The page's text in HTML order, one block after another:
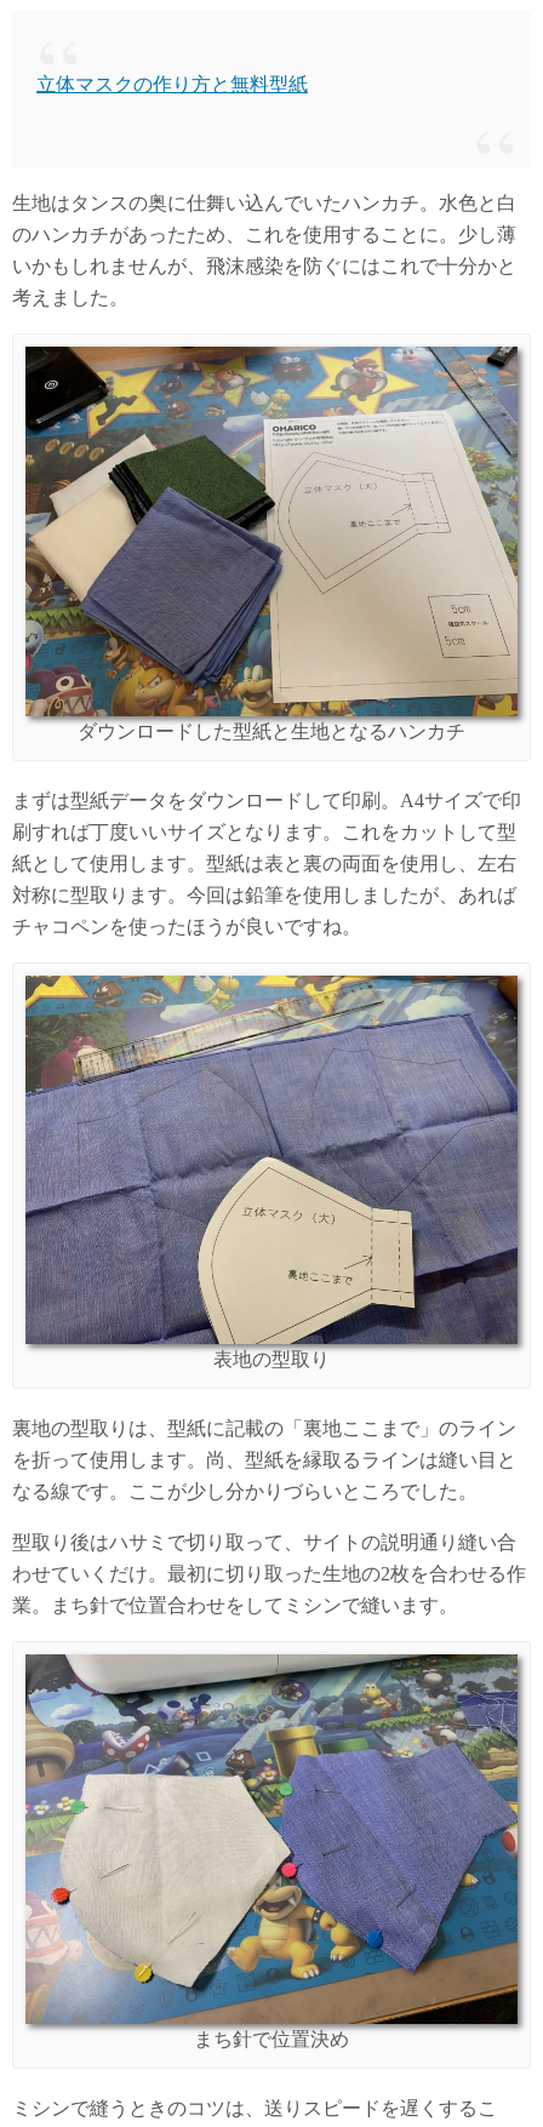
立体マスクの作り方と無料型紙
生地はタンスの奥に仕舞い込んでいたハンカチ。水色と白
のハンカチがあったため、これを使用することに。少し薄
いかもしれませんが、飛沫感染を防ぐにはこれで十分かと
考えました。
ダウンロードした型紙と生地となるハンカチ
まずは型紙データをダウンロードして印刷。A4サイズで印
刷すれば丁度いいサイズとなります。これをカットして型
紙として使用します。型紙は表と裏の両面を使用し、左右
対称に型取ります。今回は鉛筆を使用しましたが、あれば
チャコペンを使ったほうが良いですね。
表地の型取り
裏地の型取りは、型紙に記載の「裏地ここまで」のライン
を折って使用します。尚、型紙を縁取るラインは縫い目と
なる線です。ここが少し分かりづらいところでした。
型取り後はハサミで切り取って、サイトの説明通り縫い合
わせていくだけ。最初に切り取った生地の2枚を合わせる作
業。まち針で位置合わせをしてミシンで縫います。
まち針で位置決め
ミシンで縫うときのコツは、送りスピードを遅くするこ